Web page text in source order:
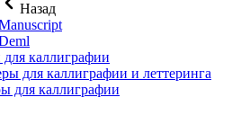
Назад
каллиграфии
для каллиграфии и леттеринга
для каллиграфии